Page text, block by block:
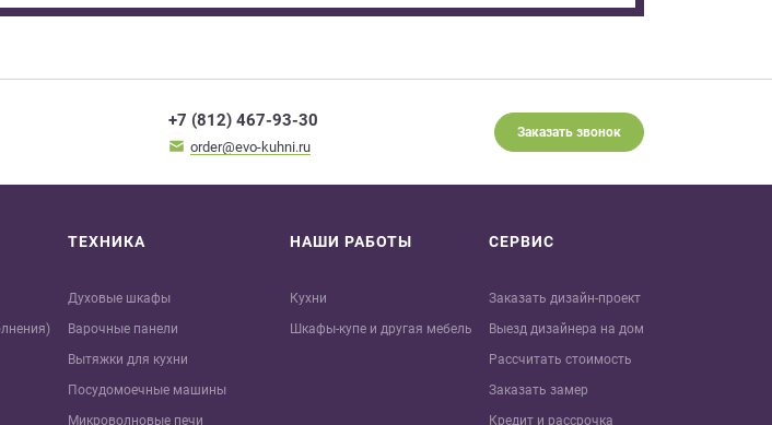
+7 (812) 467-93-30
order@evo-kuhni.ru
Заказать звонок
ТЕХНИКА
Духовые шкафы
Варочные панели
Вытяжки для кухни
Посудомоечные машины
Микроволновые печи
НАШИ РАБОТЫ
Кухни
Шкафы-купе и другая мебель
СЕРВИС
Заказать дизайн-проект
Выезд дизайнера на дом
Рассчитать стоимость
Заказать замер
Кредит и рaссрочка